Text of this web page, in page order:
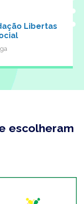
Libertas
escolheram